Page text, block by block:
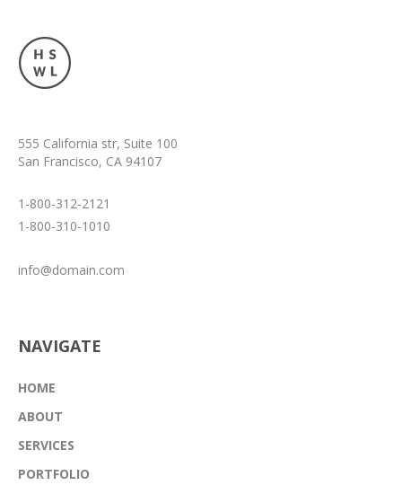
555 California str, Suite 100
San Francisco, CA 94107
1-800-312-2121
1-800-310-1010
info@domain.com
NAVIGATE
HOME
ABOUT
SERVICES
PORTFOLIO